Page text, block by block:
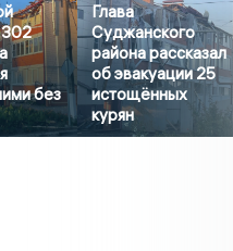
302
без
Глава
Суджанского
района рассказал
об эвакуации 25
истощённых
курян